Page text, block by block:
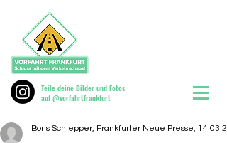
Teile deine Bilder und Fotos
auf @vorfahrtfrankfurt
Boris Schlepper, Frankfurter Neue Presse, 14.03.24